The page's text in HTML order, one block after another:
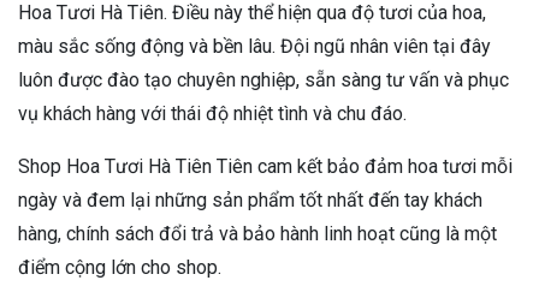
Hoa Tươi Hà Tiên. Điều này thể hiện qua độ tươi của hoa,
màu sắc sống động và bền lâu. Đội ngũ nhân viên tại đây
luôn được đào tạo chuyên nghiệp, sẵn sàng tư vấn và phục
vụ khách hàng với thái độ nhiệt tình và chu đáo.
Shop Hoa Tươi Hà Tiên Tiên cam kết bảo đảm hoa tươi mỗi
ngày và đem lại những sản phẩm tốt nhất đến tay khách
hàng, chính sách đổi trả và bảo hành linh hoạt cũng là một
điểm cộng lớn cho shop.